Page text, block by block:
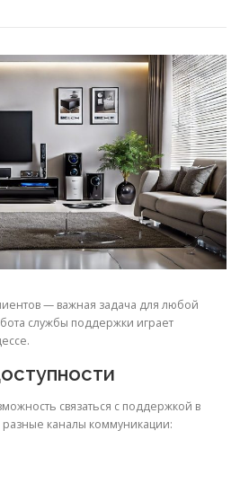
— важная задача для любой
службы поддержки играет
связаться с поддержкой в
каналы коммуникации: